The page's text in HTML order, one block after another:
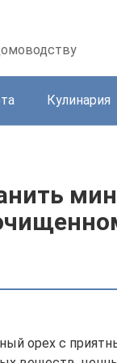
Кулинария
орех с